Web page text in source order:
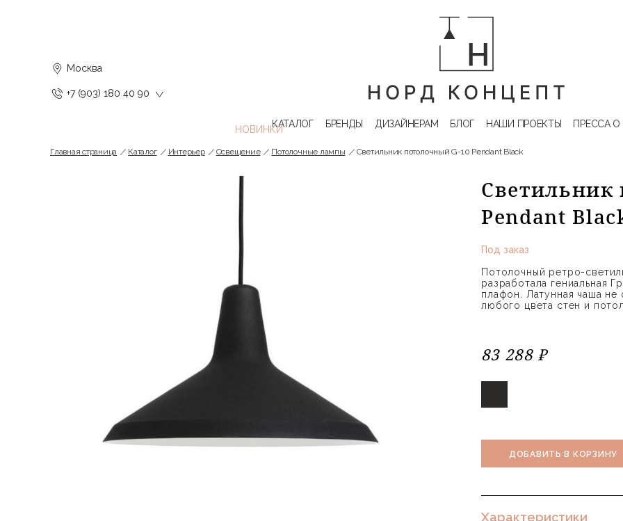
Москва
+7 (903) 180 40 90
КАТАЛОГ БРЕНДЫ ДИЗАЙНЕРАМ БЛОГ НАШИ ПРОЕКТЫ ПРЕССА О
Главная страница Каталог Интерьер Освещение Потолочные лампы Светильник потолочный G-10 Pendant Black
Светильник
Pendant
Под заказ
Потолочный ретро-
разработала гениальная
плафон. Латунная чаша
любого цвета стен и
83 288 ₽
ДОБАВИТЬ В КОРЗИНУ
Характеристики